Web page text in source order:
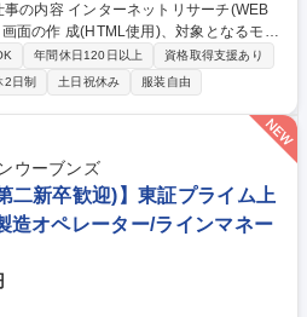
面の作 成(HTML使用)、対象となるモニ
選定、モニターへアンケート依頼メール
】 ■アンケー
作成しますが、質問の流れやボリュー
がら作成していきます。 ■お互いの業務
、適宜相談したり、アイディアを出し合
ります。 ■顧客と直接やり取りする場合
取りする案件も増えます。 募集職種
ケティングリサーチ職/フレックス
年間休日120日以上
資格取得支援あり
2日制 土日祝休み 服装自由
ウーブンズ
二新卒歓迎)】東証プライム上
造オペレーター/ラインマネー